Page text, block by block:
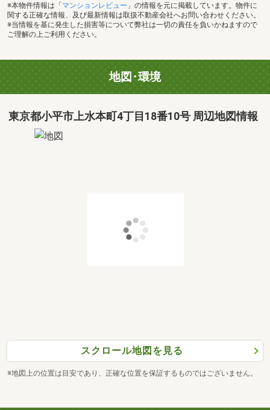
※本物件情報は「 マンションレビュー 」の情報を元に掲載しています。物件に
関する正確な情報、及び最新情報は取扱不動産会社へお問い合わせください。
※当情報を基に発生した損害等について弊社は一切の責任を負いかねますので
ご理解の上ご利用ください。
地図･環境
東京都小平市上水本町4丁目18番10号 周辺地図情報
スクロール地図を見る
※地図上の位置は目安であり、正確な位置を保証するものではございません。